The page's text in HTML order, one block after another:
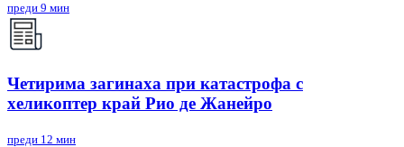
преди 9 мин
Четирима загинаха при катастрофа с
хеликоптер край Рио де Жанейро
преди 12 мин